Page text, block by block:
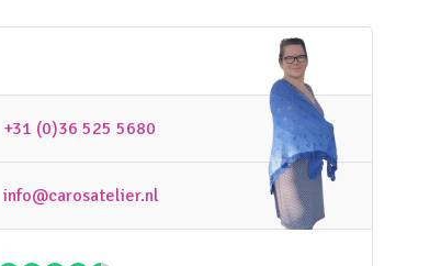
+31 (0)36 525 5680
info@carosatelier.nl